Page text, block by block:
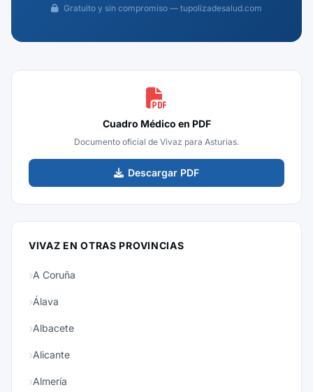
Gratuito y sin compromiso — tupolizadesalud.com
Cuadro Médico en PDF
Documento oficial de Vivaz para Asturias.
Descargar PDF
VIVAZ EN OTRAS PROVINCIAS
A Coruña
Álava
Albacete
Alicante
Almería